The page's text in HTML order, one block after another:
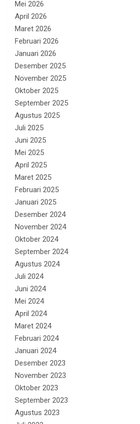
Mei 2026
April 2026
Maret 2026
Februari 2026
Januari 2026
Desember 2025
November 2025
Oktober 2025
September 2025
Agustus 2025
Juli 2025
Juni 2025
Mei 2025
April 2025
Maret 2025
Februari 2025
Januari 2025
Desember 2024
November 2024
Oktober 2024
September 2024
Agustus 2024
Juli 2024
Juni 2024
Mei 2024
April 2024
Maret 2024
Februari 2024
Januari 2024
Desember 2023
November 2023
Oktober 2023
September 2023
Agustus 2023